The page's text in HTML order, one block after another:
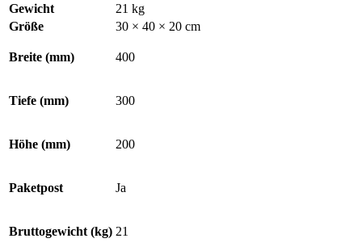
Gewicht
21 kg
Größe
30 × 40 × 20 cm
Breite (mm) 400
Tiefe (mm) 300
Höhe (mm) 200
Paketpost Ja
Bruttogewicht (kg) 21